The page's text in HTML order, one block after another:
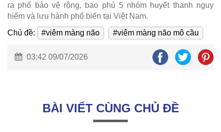
ra phổ bảo vệ rộng, bao phủ 5 nhóm huyết thanh nguy
hiểm và lưu hành phổ biến tại Việt Nam.
Chủ đề:
#viêm màng não #viêm màng não mô cầu
03:42 09/07/2026
BÀI VIẾT CÙNG CHỦ ĐỀ